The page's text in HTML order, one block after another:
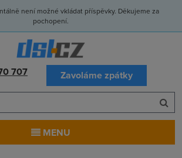
není možné vkládat příspěvky. Děkujeme za
pochopení.
707 Zavoláme zpátky
MENU